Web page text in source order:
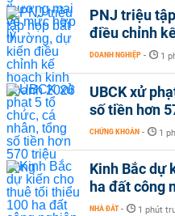
PNJ triệu
điều chỉnh
DOANH NGHIỆP - 1
UBCK xử
số tiền hơn
CHỨNG KHOÁN - 1
Kinh Bắc dự
ha đất công
NHÀ ĐẤT - 1 phút